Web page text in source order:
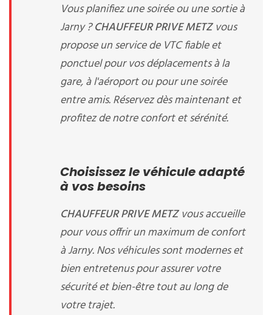
Vous planifiez une soirée ou une sortie à
Jarny ?CHAUFFEUR PRIVE METZvous
propose un service de VTC fiable et
ponctuel pour vos déplacements à la
gare, à l'aéroport ou pour une soirée
entre amis. Réservez dès maintenant et
profitez de notre confort et sérénité.
Choisissez le véhicule adapté
à vos besoins
CHAUFFEUR PRIVE METZvous accueille
pour vous offrir un maximum de confort
à Jarny. Nos véhicules sont modernes et
bien entretenus pour assurer votre
sécurité et bien-être tout au long de
votre trajet.